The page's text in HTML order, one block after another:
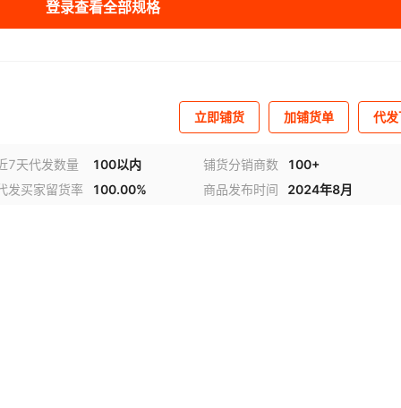
登录查看全部规格
立即铺货 加铺货单 代
7天代发数量 100以内 铺货分销商数
100+
发买家留货率
100.00% 商品发布时间 2024年8月